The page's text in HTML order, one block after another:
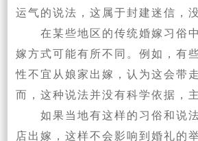
运气的说法，这属于封建迷信，
在某些地区的传统婚嫁习俗中
嫁方式可能有所不同。例如，有
性不宜从娘家出嫁，认为这会带
而，这种说法并没有科学依据，
如果当地有这样的习俗和说
店出嫁，这样不会影响到婚礼的